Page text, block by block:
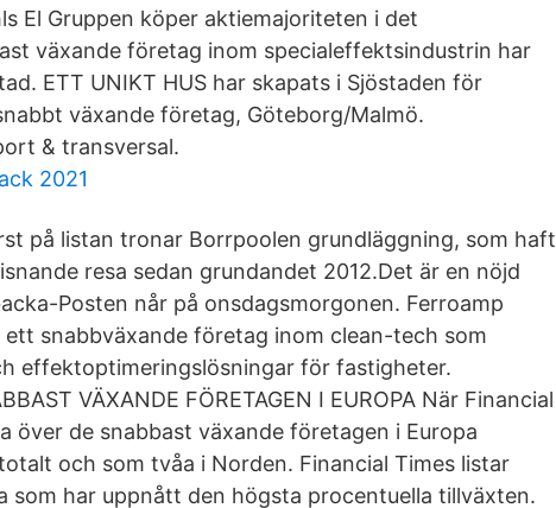
El Gruppen köper aktiemajoriteten i det
växande företag inom specialeffektsindustrin har
ETT UNIKT HUS har skapats i Sjöstaden för
växande företag, Göteborg/Malmö.
& transversal.
2021
på listan tronar Borrpoolen grundläggning, som haft
resa sedan grundandet 2012.Det är en nöjd
Posten når på onsdagsmorgonen. Ferroamp
snabbväxande företag inom clean-tech som
effektoptimeringslösningar för fastigheter.
VÄXANDE FÖRETAGEN I EUROPA När Financial
över de snabbast växande företagen i Europa
och som tvåa i Norden. Financial Times listar
som har uppnått den högsta procentuella tillväxten.